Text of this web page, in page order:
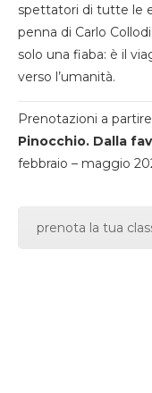
spettatori di tutte le
penna di Carlo
solo una fiaba: è il
verso l’umanità.
Prenotazioni a
Pinocchio. Dalla
febbraio – maggio
prenota la tua